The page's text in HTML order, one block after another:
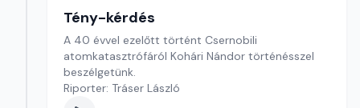
Tény-kérdés
A 40 évvel ezelőtt történt Csernobili
atomkatasztrófáról Kohári Nándor történésszel
beszélgetünk.
Riporter: Tráser László